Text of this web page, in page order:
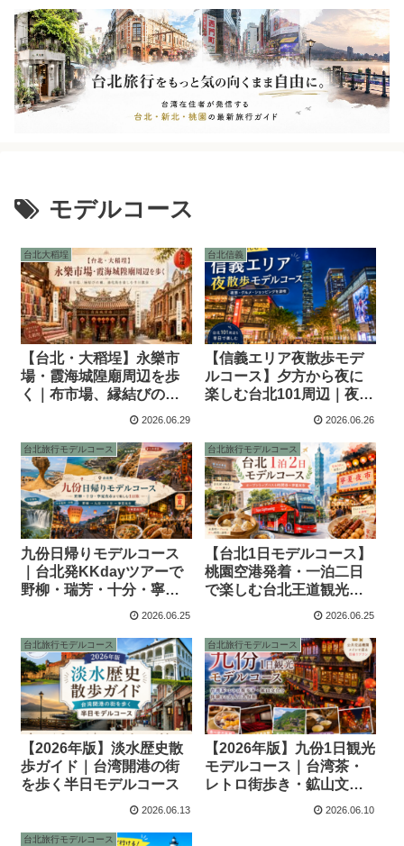
モデルコース
台北大稻埕
【台北・大稻埕】永樂市
場・霞海城隍廟周辺を歩
く｜布市場、縁結びの
廟、迪化街を楽しむ半日
2026.06.29
台北信義
【信義エリア夜散歩モデ
ルコース】夕方から夜に
楽しむ台北101周辺｜夜
景・グルメ・ショッピン
2026.06.26
台北旅行モデルコース
九份日帰りモデルコース
｜台北発KKdayツアーで
野柳・瑞芳・十分・寧夏
夜市まで楽しむ1日旅
2026.06.25
台北旅行モデルコース
【台北1日モデルコース】
桃園空港発着・一泊二日
で楽しむ台北王道観光｜
オープントップバス4時間
2026.06.25
台北旅行モデルコース
【2026年版】淡水歴史散
歩ガイド｜台湾開港の街
を歩く半日モデルコース
2026.06.13
台北旅行モデルコース
【2026年版】九份1日観光
モデルコース｜台湾茶・
レトロ街歩き・鉱山文化
を体験する大人の九份旅
2026.06.10
台北旅行モデルコース